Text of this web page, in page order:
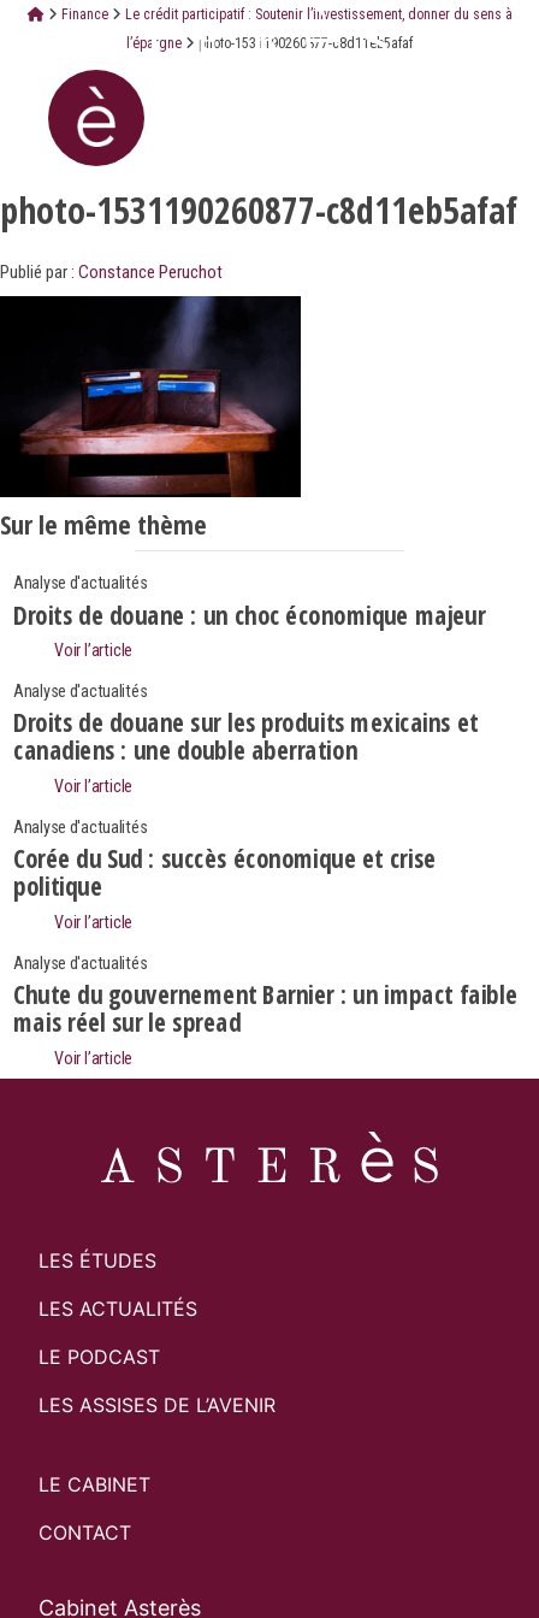
Finance
Le crédit participatif : Soutenir l’investissement, donner du sens à
l’épargne
photo-1531190260877-c8d11eb5afaf
photo-1531190260877-c8d11eb5afaf
Publié par : Constance Peruchot
Sur le même thème
Analyse d'actualités
Droits de douane : un choc économique majeur
Voir l’article
Analyse d'actualités
Droits de douane sur les produits mexicains et
canadiens : une double aberration
Voir l’article
Analyse d'actualités
Corée du Sud : succès économique et crise
politique
Voir l’article
Analyse d'actualités
Chute du gouvernement Barnier : un impact faible
mais réel sur le spread
Voir l’article
LES ÉTUDES
LES ACTUALITÉS
LE PODCAST
LES ASSISES DE L’AVENIR
LE CABINET
CONTACT
Cabinet Asterès
Search
Rechercher